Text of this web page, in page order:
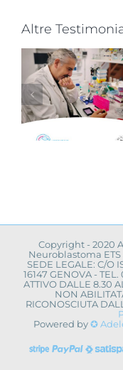
Altre
Novità
Copyright - 2020
Neuroblastoma ETS
SEDE LEGALE: C/O
16147 GENOVA -
ATTIVO DALLE 8.30
NON
RICONOSCIUTA
Powered by✪